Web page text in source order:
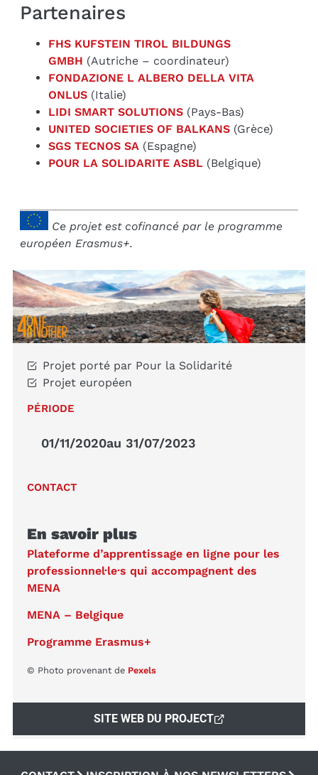
Partenaires
FHS KUFSTEIN TIROL BILDUNGS
GMBH (Autriche – coordinateur)
FONDAZIONE L ALBERO DELLA VITA
ONLUS(Italie)
LIDI SMART SOLUTIONS(Pays-Bas)
UNITED SOCIETIES OF BALKANS(Grèce)
SGS TECNOS SA (Espagne)
POUR LA SOLIDARITE ASBL(Belgique)
Ce projet est cofinancé par le programme
européen Erasmus+.
Projet porté par Pour la Solidarité
Projet européen
PÉRIODE
01/11/2020au 31/07/2023
CONTACT
En savoir plus
Plateforme d’apprentissage en ligne pour les
professionnel·le·s qui accompagnent des
MENA
MENA – Belgique
Programme Erasmus+
© Photo provenant de Pexels
SITE WEB DU PROJECT